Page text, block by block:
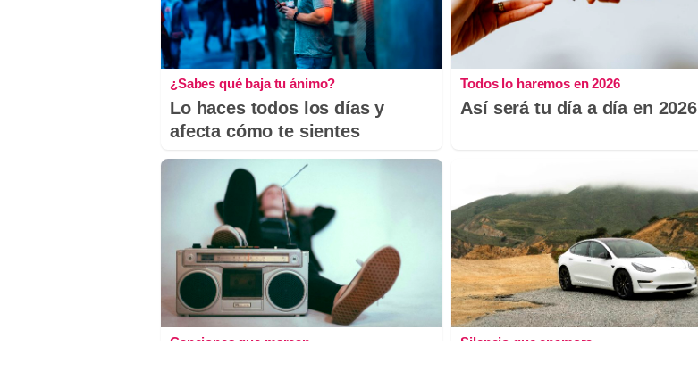
¿Sabes qué baja tu ánimo?
Lo haces todos los días y
afecta cómo te sientes
Todos lo haremos en 2026
Así será tu día a día en 2026
Canciones que marcan Silencio que enamora